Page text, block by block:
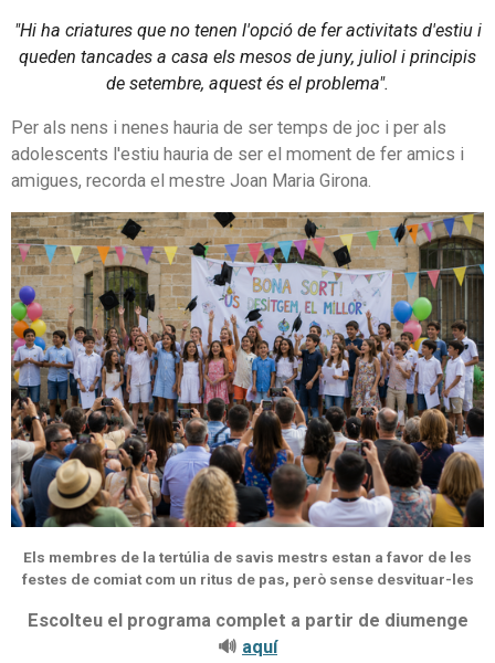
"Hi ha criatures que no tenen l'opció de fer activitats d'estiu i
queden tancades a casa els mesos de juny, juliol i principis
de setembre, aquest és el problema".
Per als nens i nenes hauria de ser temps de joc i per als
adolescents l'estiu hauria de ser el moment de fer amics i
amigues, recorda el mestre Joan Maria Girona.
Els membres de la tertúlia de savis mestrs estan a favor de les
festes de comiat com un ritus de pas, però sense desvituar-les
Escolteu el programa complet a partir de diumenge
🔊 aquí